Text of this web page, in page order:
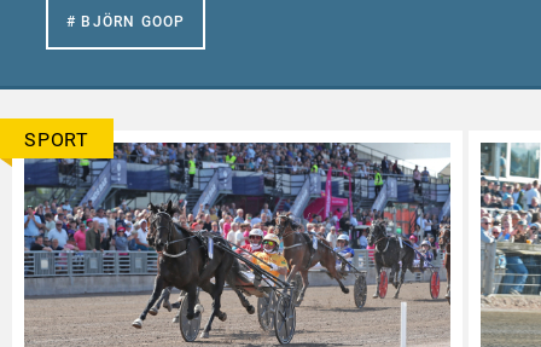
# BJÖRN GOOP
SPORT